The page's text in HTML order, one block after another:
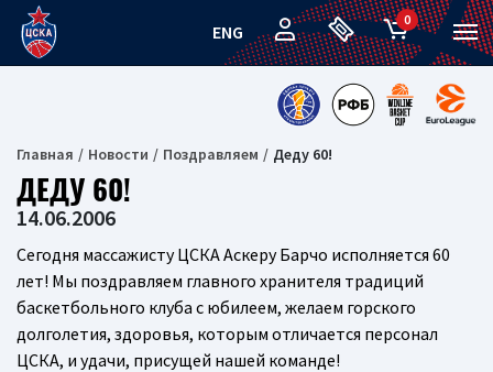
ENG
0
Главная Новости Поздравляем Деду 60!
ДЕДУ 60!
14.06.2006
Сегодня массажисту ЦСКА Аскеру Барчо исполняется 60
лет! Мы поздравляем главного хранителя традиций
баскетбольного клуба с юбилеем, желаем горского
долголетия, здоровья, которым отличается персонал
ЦСКА, и удачи, присущей нашей команде!